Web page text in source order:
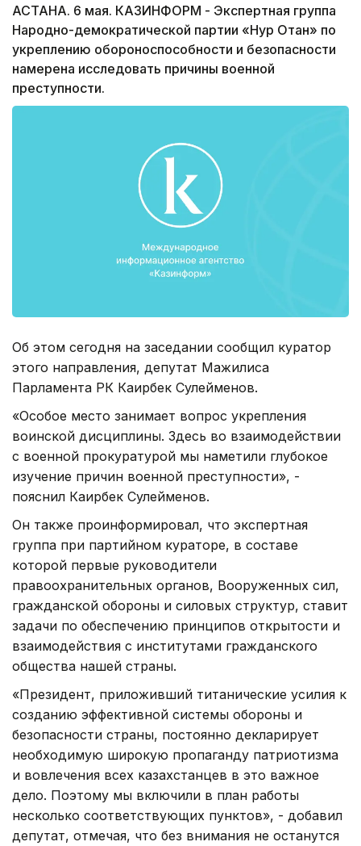
АСТАНА. 6 мая. КАЗИНФОРМ - Экспертная группа
Народно-демократической партии «Нур Отан» по
укреплению обороноспособности и безопасности
намерена исследовать причины военной
преступности.
Об этом сегодня на заседании сообщил куратор
этого направления, депутат Мажилиса
Парламента РК Каирбек Сулейменов.
«Особое место занимает вопрос укрепления
воинской дисциплины. Здесь во взаимодействии
с военной прокуратурой мы наметили глубокое
изучение причин военной преступности», -
пояснил Каирбек Сулейменов.
Он также проинформировал, что экспертная
группа при партийном кураторе, в составе
которой первые руководители
правоохранительных органов, Вооруженных сил,
гражданской обороны и силовых структур, ставит
задачи по обеспечению принципов открытости и
взаимодействия с институтами гражданского
общества нашей страны.
«Президент, приложивший титанические усилия к
созданию эффективной системы обороны и
безопасности страны, постоянно декларирует
необходимую широкую пропаганду патриотизма
и вовлечения всех казахстанцев в это важное
дело. Поэтому мы включили в план работы
несколько соответствующих пунктов», - добавил
депутат, отмечая, что без внимания не останутся